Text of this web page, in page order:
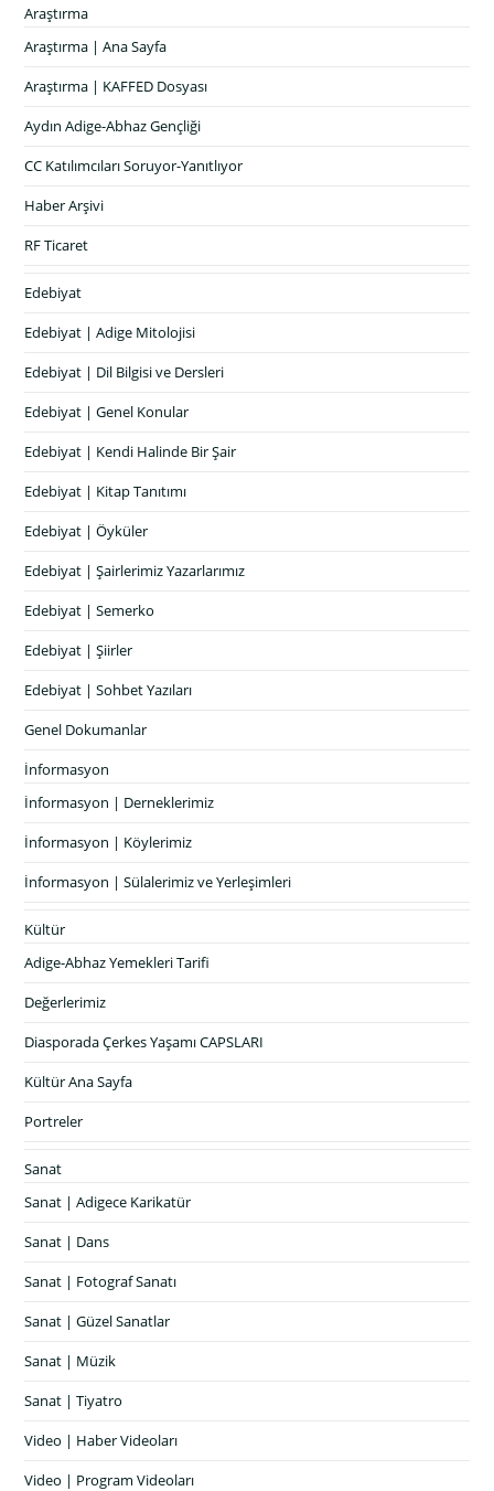
Araştırma
Araştırma | Ana Sayfa
Araştırma | KAFFED Dosyası
Aydın Adige-Abhaz Gençliği
CC Katılımcıları Soruyor-Yanıtlıyor
Haber Arşivi
RF Ticaret
Edebiyat
Edebiyat | Adige Mitolojisi
Edebiyat | Dil Bilgisi ve Dersleri
Edebiyat | Genel Konular
Edebiyat | Kendi Halinde Bir Şair
Edebiyat | Kitap Tanıtımı
Edebiyat | Öyküler
Edebiyat | Şairlerimiz Yazarlarımız
Edebiyat | Semerko
Edebiyat | Şiirler
Edebiyat | Sohbet Yazıları
Genel Dokumanlar
İnformasyon
İnformasyon | Derneklerimiz
İnformasyon | Köylerimiz
İnformasyon | Sülalerimiz ve Yerleşimleri
Kültür
Adige-Abhaz Yemekleri Tarifi
Değerlerimiz
Diasporada Çerkes Yaşamı CAPSLARI
Kültür Ana Sayfa
Portreler
Sanat
Sanat | Adigece Karikatür
Sanat | Dans
Sanat | Fotograf Sanatı
Sanat | Güzel Sanatlar
Sanat | Müzik
Sanat | Tiyatro
Video | Haber Videoları
Video | Program Videoları